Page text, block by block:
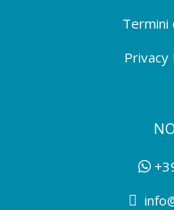
Termini
Privacy